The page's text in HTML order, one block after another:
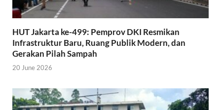
HUT Jakarta ke-499: Pemprov DKI Resmikan
Infrastruktur Baru, Ruang Publik Modern, dan
Gerakan Pilah Sampah
20 June 2026